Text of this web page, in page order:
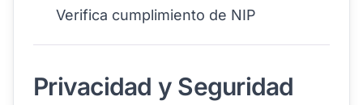
Verifica cumplimiento de NIP
Privacidad y Seguridad